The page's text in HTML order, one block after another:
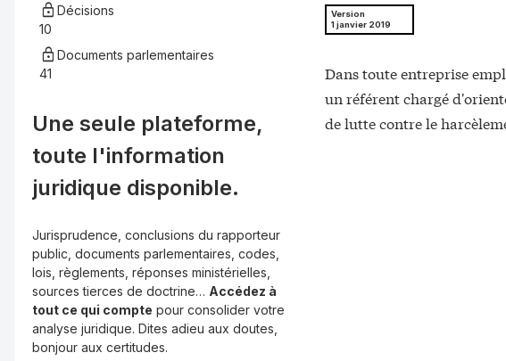
Décisions
10
Documents parlementaires
41
Une seule plateforme,
toute l'information
juridique disponible.
Jurisprudence, conclusions du rapporteur
public, documents parlementaires, codes,
lois, règlements, réponses ministérielles,
sources tierces de doctrine… Accédez à
tout ce qui compte pour consolider votre
analyse juridique. Dites adieu aux doutes,
bonjour aux certitudes.
Version
1 janvier 2019
Dans toute entreprise
un référent chargé
de lutte contre le